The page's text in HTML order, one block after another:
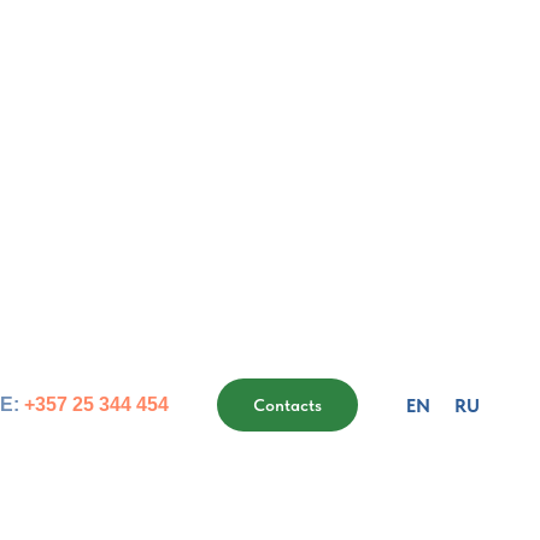
+357 25 344 454 Contacts EN RU